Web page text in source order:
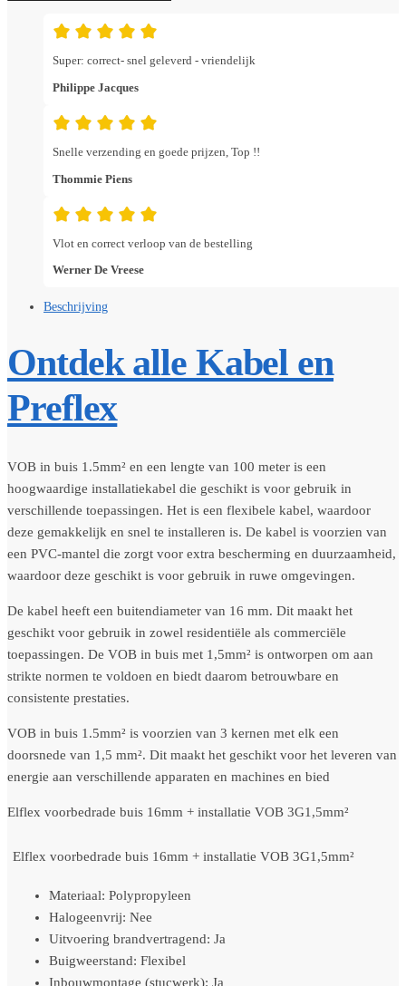
Super: correct- snel geleverd - vriendelijk
Philippe Jacques
Snelle verzending en goede prijzen, Top !!
Thommie Piens
Vlot en correct verloop van de bestelling
Werner De Vreese
Beschrijving
Ontdek alle Kabel en
Preflex
VOB in buis 1.5mm² en een lengte van 100 meter is een
hoogwaardige installatiekabel die geschikt is voor gebruik in
verschillende toepassingen. Het is een flexibele kabel, waardoor
deze gemakkelijk en snel te installeren is. De kabel is voorzien van
een PVC-mantel die zorgt voor extra bescherming en duurzaamheid,
waardoor deze geschikt is voor gebruik in ruwe omgevingen.
De kabel heeft een buitendiameter van 16 mm. Dit maakt het
geschikt voor gebruik in zowel residentiële als commerciële
toepassingen. De VOB in buis met 1,5mm² is ontworpen om aan
strikte normen te voldoen en biedt daarom betrouwbare en
consistente prestaties.
VOB in buis 1.5mm² is voorzien van 3 kernen met elk een
doorsnede van 1,5 mm². Dit maakt het geschikt voor het leveren van
energie aan verschillende apparaten en machines en bied
Elflex voorbedrade buis 16mm + installatie VOB 3G1,5mm²
Elflex voorbedrade buis 16mm + installatie VOB 3G1,5mm²
Materiaal: Polypropyleen
Halogeenvrij: Nee
Uitvoering brandvertragend: Ja
Buigweerstand: Flexibel
Inbouwmontage (stucwerk): Ja